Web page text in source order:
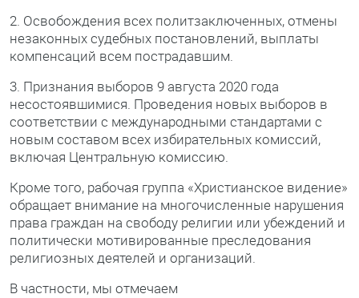
2. Освобождения всех политзаключенных, отмены
незаконных судебных постановлений, выплаты
компенсаций всем пострадавшим.
3. Признания выборов 9 августа 2020 года
несостоявшимися. Проведения новых выборов в
соответствии с международными стандартами с
новым составом всех избирательных комиссий,
включая Центральную комиссию.
Кроме того, рабочая группа «Христианское видение»
обращает внимание на многочисленные нарушения
права граждан на свободу религии или убеждений и
политически мотивированные преследования
религиозных деятелей и организаций.
В частности, мы отмечаем